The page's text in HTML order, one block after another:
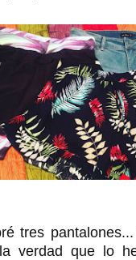
tres
verdad que lo